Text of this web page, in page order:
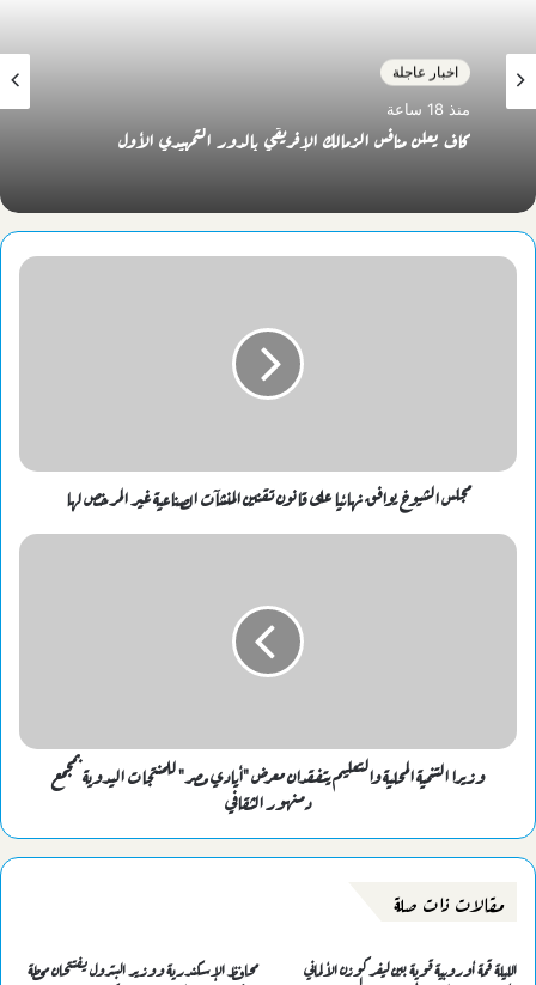
اخبار عاجلة
منذ 18 ساعة
كاف يعلن منافس الزمالك الإفريقي بالدور التمهيدي الأول
مجلس الشيوخ يوافق نهائيا على قانون تقنين المنشآت الصناعية غير المرخص لها
وزيرا التنمية المحلية والتعليم يتفقدان معرض "أيادي مصر" للمنتجات اليدوية بمجمع
دمنهور الثقافي
مقالات ذات صلة
الليلة قمة أوروبية قوية بين ليفركوزن الألماني
محافظ الإسكندرية ووزير البترول يفتتحان محطة